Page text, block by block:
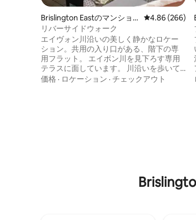
Brislington Eastのマンショ
ン・アパート
レビュー266
4.86 (266)
リバーサイドウォーク
エイヴォン川沿いの美しく静かなロケー
ション。共用の入り口がある、階下の専
用フラット。 エイボン川を見下ろす専用
テラスに面しています。 川沿いを歩いて
自然保護区（8分）またはブリストルシテ
価格 · ロケーション · チェックアウト